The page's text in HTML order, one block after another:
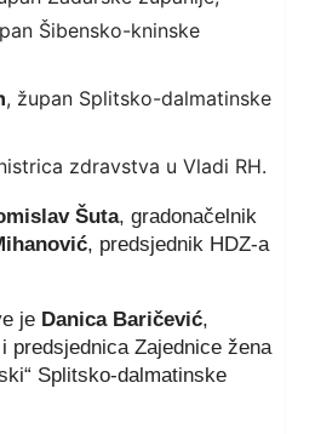
Šibensko-kninske
, župan Splitsko-dalmatinske
zdravstva u Vladi RH.
Šuta, gradonačelnik
, predsjednik HDZ-a
je Danica Baričević,
predsjednica Zajednice žena
Splitsko-dalmatinske